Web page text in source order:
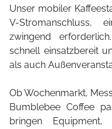
Unser mobiler
V-Stromanschluss,
zwingend
schnell einsatzbereit
als auch
Ob Wochenmarkt,
Bumblebee Coffee
bringen